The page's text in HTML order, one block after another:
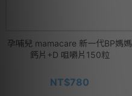
孕哺兒 mamacare 新一代BP媽媽
鈣片+D 咀嚼片150粒
NT$780